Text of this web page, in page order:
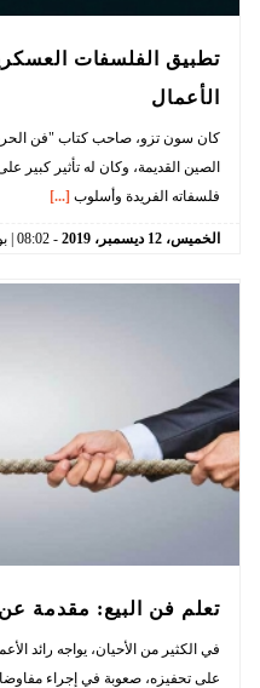
تطبيق الفلسفات
الأعمال
كان سون تزو، صاحب كتاب "فن
الصين القديمة، وكان له تأثير كبير
فلسفاته الفريدة وأسلوب [...]
الخميس، 12 ديسمبر، 2019
-
08:02
|
تعلم فن البيع: مقدمة
في الكثير من الأحيان، يواجه رائد
على تحفيزه، صعوبة في إجراء